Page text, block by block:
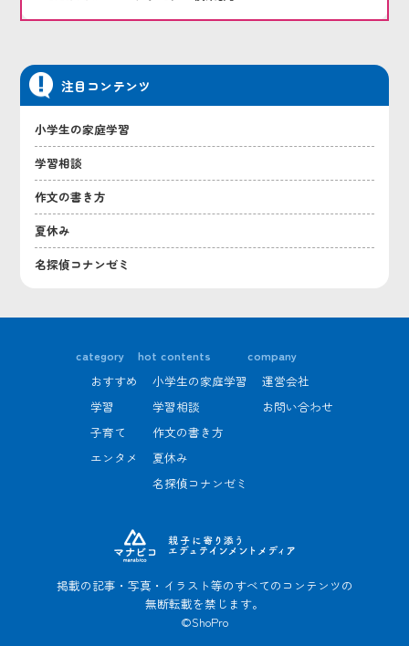
注目コンテンツ
小学生の家庭学習
学習相談
作文の書き方
夏休み
名探偵コナンゼミ
掲載の記事・写真・イラスト等のすべてのコンテンツの
無断転載を禁じます。
©ShoPro
category
おすすめ
学習
子育て
エンタメ
hot contents
小学生の家庭学習
学習相談
作文の書き方
夏休み
名探偵コナンゼミ
company
運営会社
お問い合わせ